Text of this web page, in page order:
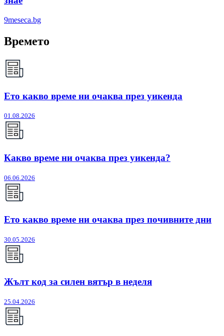
9meseca.bg
Времето
Ето какво време ни очаква през уикенда
01.08.2026
Какво време ни очаква през уикенда?
06.06.2026
Ето какво време ни очаква през почивните дни
30.05.2026
Жълт код за силен вятър в неделя
25.04.2026